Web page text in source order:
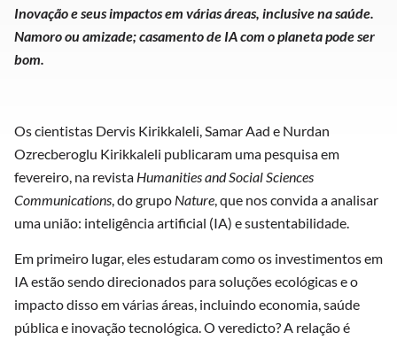
Inovação e seus impactos em várias áreas, inclusive na saúde.
Namoro ou amizade; casamento de IA com o planeta pode ser
bom.
Os cientistas Dervis Kirikkaleli, Samar Aad e Nurdan
Ozrecberoglu Kirikkaleli publicaram uma pesquisa em
fevereiro, na revista Humanities and Social Sciences
Communications, do grupo Nature, que nos convida a analisar
uma união: inteligência artificial (IA) e sustentabilidade.
Em primeiro lugar, eles estudaram como os investimentos em
IA estão sendo direcionados para soluções ecológicas e o
impacto disso em várias áreas, incluindo economia, saúde
pública e inovação tecnológica. O veredicto? A relação é